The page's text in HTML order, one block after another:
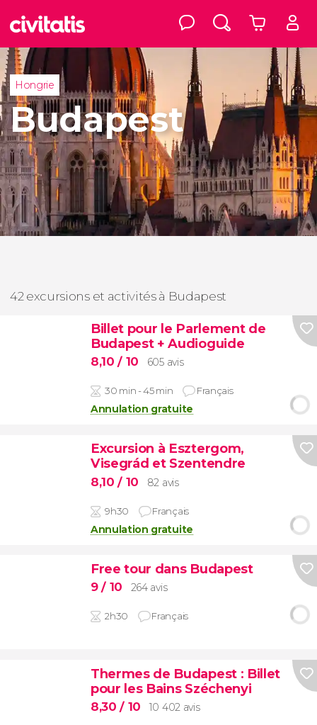
Hongrie
Budapest
42 excursions et activités à Budapest
Billet pour le Parlement de
Budapest + Audioguide
8,10/ 10 605 avis
30 min - 45 min Français
Annulation gratuite
Excursion à Esztergom,
Visegrád et Szentendre
8,10/ 10 82 avis
9h30 Français
Annulation gratuite
Free tour dans Budapest
9/ 10 264 avis
2h30 Français
Thermes de Budapest : Billet
pour les Bains Széchenyi
8,30/ 10 10 402 avis